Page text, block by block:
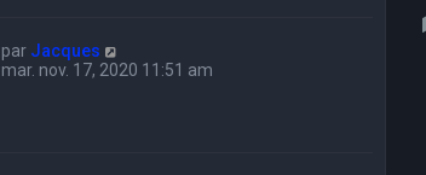
par Jacques
mar. nov. 17, 2020 11:51 am